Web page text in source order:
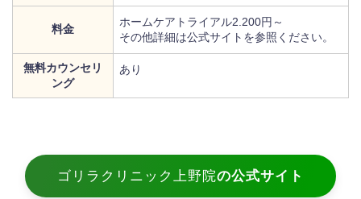
料金
ホームケアトライアル2.200円～
その他詳細は公式サイトを参照ください。
無料カウンセリ
ング
あり
ゴリラクリニック上野院の公式サイト